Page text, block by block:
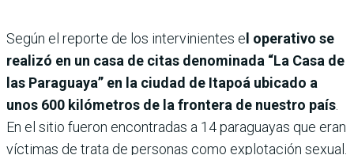
Según el reporte de los intervinientes e l operativo se
realizó en un casa de citas denominada “La Casa de
las Paraguaya” en la ciudad de Itapoá ubicado a
unos 600 kilómetros de la frontera de nuestro país
En el sitio fueron encontradas a 14 paraguayas que eran
víctimas de trata de personas como explotación sexual.